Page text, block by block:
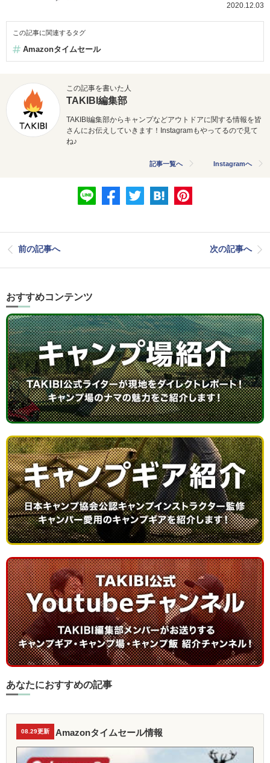
2020.12.03
この記事に関連するタグ
Amazonタイムセール
この記事を書いた人
TAKIBI編集部
TAKIBI編集部からキャンプなどアウトドアに関する情報を皆
さんにお伝えしていきます！Instagramもやってるので見て
ね♪
記事一覧へ Instagramへ
前の記事へ 次の記事へ
おすすめコンテンツ
あなたにおすすめの記事
08.29更新 Amazonタイムセール情報